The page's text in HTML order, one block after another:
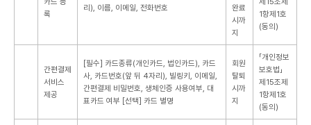
록
리), 이름, 이메일, 전화번호
완료
시까
지
1항제1호
(동의)
간편결제
서비스
제공
[필수] 카드종류(개인카드, 법인카드), 카드
사, 카드번호(앞 뒤 4자리), 빌링키, 이메일,
간편결제 비밀번호, 생체인증 사용여부, 대
표카드 여부 [선택] 카드 별명
회원
탈퇴
시까
지
「개인정보
보호법」
제15조제
1항제1호
(동의)